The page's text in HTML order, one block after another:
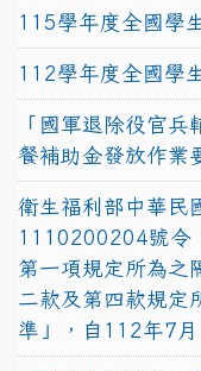
115學年度全國學
112學年度全國學
「國軍退除役官
餐補助金發放作業
衛生福利部中華民
1110200204號令
第一項規定所為之
二款及第四款規定
準」，自112年7月